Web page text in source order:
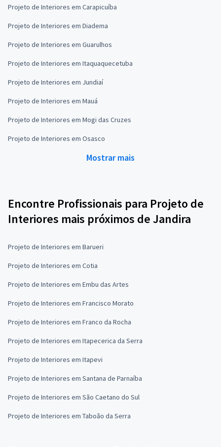
Projeto de Interiores em Carapicuíba
Projeto de Interiores em Diadema
Projeto de Interiores em Guarulhos
Projeto de Interiores em Itaquaquecetuba
Projeto de Interiores em Jundiaí
Projeto de Interiores em Mauá
Projeto de Interiores em Mogi das Cruzes
Projeto de Interiores em Osasco
Mostrar mais
Encontre Profissionais para Projeto de
Interiores mais próximos de Jandira
Projeto de Interiores em Barueri
Projeto de Interiores em Cotia
Projeto de Interiores em Embu das Artes
Projeto de Interiores em Francisco Morato
Projeto de Interiores em Franco da Rocha
Projeto de Interiores em Itapecerica da Serra
Projeto de Interiores em Itapevi
Projeto de Interiores em Santana de Parnaíba
Projeto de Interiores em São Caetano do Sul
Projeto de Interiores em Taboão da Serra